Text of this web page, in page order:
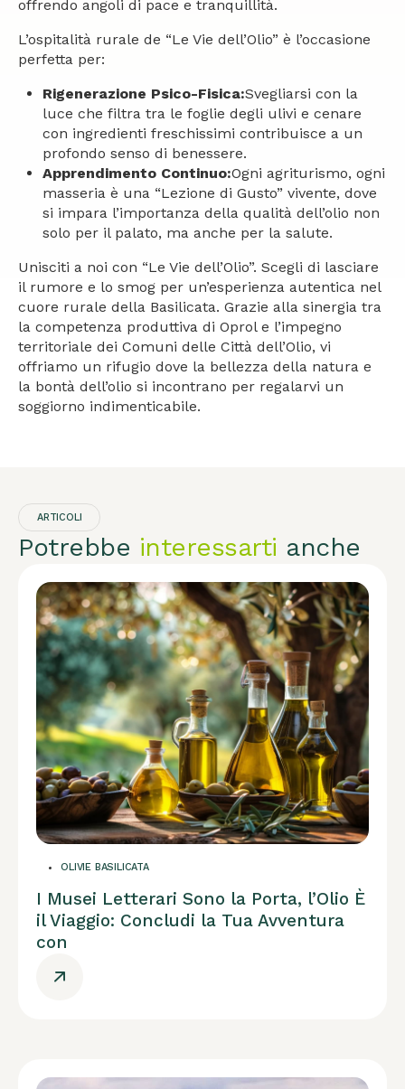
offrendo angoli di pace e tranquillità.
L’ospitalità rurale de “Le Vie dell’Olio” è l’occasione
perfetta per:
Rigenerazione Psico-Fisica:Svegliarsi con la
luce che filtra tra le foglie degli ulivi e cenare
con ingredienti freschissimi contribuisce a un
profondo senso di benessere.
Apprendimento Continuo:Ogni agriturismo, ogni
masseria è una “Lezione di Gusto” vivente, dove
si impara l’importanza della qualità dell’olio non
solo per il palato, ma anche per la salute.
Unisciti a noi con “Le Vie dell’Olio”. Scegli di lasciare
il rumore e lo smog per un’esperienza autentica nel
cuore rurale della Basilicata. Grazie alla sinergia tra
la competenza produttiva di Oprol e l’impegno
territoriale dei Comuni delle Città dell’Olio, vi
offriamo un rifugio dove la bellezza della natura e
la bontà dell’olio si incontrano per regalarvi un
soggiorno indimenticabile.
ARTICOLI
Potrebbe interessarti anche
OLIVIE BASILICATA
I Musei Letterari Sono la Porta, l’Olio È
il Viaggio: Concludi la Tua Avventura
con